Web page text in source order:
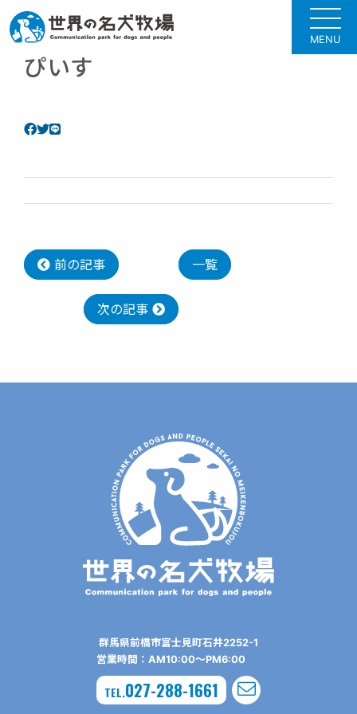
MENU
ぴいす
前の記事 一覧
次の記事
群⾺県前橋市富⼠⾒町⽯井2252-1
営業時間：AM10:00〜PM6:00
TEL.027-288-1661